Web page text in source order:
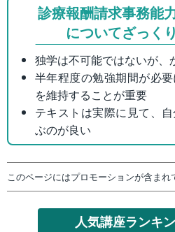
診療報酬請求事務能
についてざっく
独学は不可能ではないが、
半年程度の勉強期間が必
を維持することが重要
テキストは実際に見て、
ぶのが良い
このページにはプロモーションが含まれ
人気講座ランキ